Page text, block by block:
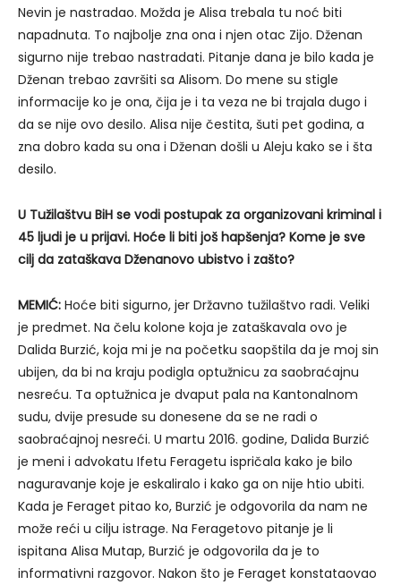
Nevin je nastradao. Možda je Alisa trebala tu noć biti
napadnuta. To najbolje zna ona i njen otac Zijo. Dženan
sigurno nije trebao nastradati. Pitanje dana je bilo kada je
Dženan trebao završiti sa Alisom. Do mene su stigle
informacije ko je ona, čija je i ta veza ne bi trajala dugo i
da se nije ovo desilo. Alisa nije čestita, šuti pet godina, a
zna dobro kada su ona i Dženan došli u Aleju kako se i šta
desilo.
U Tužilaštvu BiH se vodi postupak za organizovani kriminal i
45 ljudi je u prijavi. Hoće li biti još hapšenja? Kome je sve
cilj da zataškava Dženanovo ubistvo i zašto?
MEMIĆ: Hoće biti sigurno, jer Državno tužilaštvo radi. Veliki
je predmet. Na čelu kolone koja je zataškavala ovo je
Dalida Burzić, koja mi je na početku saopštila da je moj sin
ubijen, da bi na kraju podigla optužnicu za saobraćajnu
nesreću. Ta optužnica je dvaput pala na Kantonalnom
sudu, dvije presude su donesene da se ne radi o
saobraćajnoj nesreći. U martu 2016. godine, Dalida Burzić
je meni i advokatu Ifetu Feragetu ispričala kako je bilo
naguravanje koje je eskaliralo i kako ga on nije htio ubiti.
Kada je Feraget pitao ko, Burzić je odgovorila da nam ne
može reći u cilju istrage. Na Feragetovo pitanje je li
ispitana Alisa Mutap, Burzić je odgovorila da je to
informativni razgovor. Nakon što je Feraget konstataovao